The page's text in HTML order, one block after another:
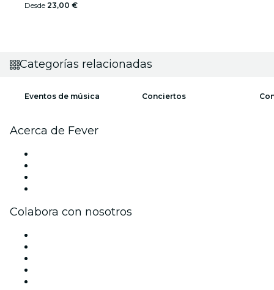
Desde 23,00 €
Categorías relacionadas
Eventos de música Conciertos
Acerca de Fever
Colabora con nosotros